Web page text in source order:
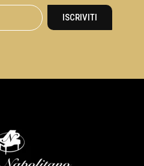
ISCRIVITI